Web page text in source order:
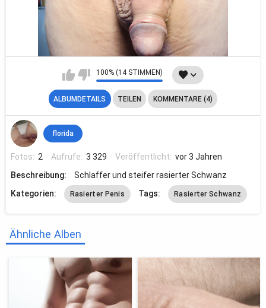
100% (14 STIMMEN)
ALBUMDETAILS TEILEN KOMMENTARE (4)
florida
Fotos: 2 Aufrufe: 3 329 Veröffentlicht: vor 3 Jahren
Beschreibung:
Schlaffer und steifer rasierter Schwanz
Kategorien:
Rasierter Penis Tags: Rasierter Schwanz
Ähnliche Alben